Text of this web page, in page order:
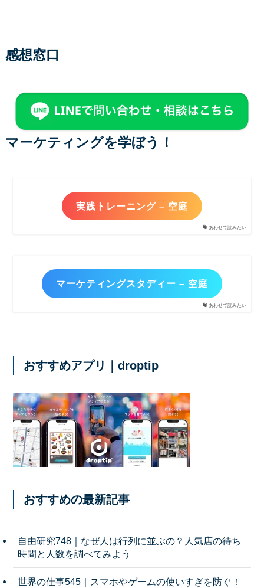
感想窓口
マーケティングを学ぼう！
あわせて読みたい
実践トレーニング – 空庭
あわせて読みたい
マーケティングスタディー – 空庭
おすすめアプリ｜droptip
おすすめの最新記事
自由研究748｜なぜ人は行列に並ぶの？人気店の待ち
時間と人数を調べてみよう
世界の仕事545｜スマホやゲームの使いすぎを防ぐ！